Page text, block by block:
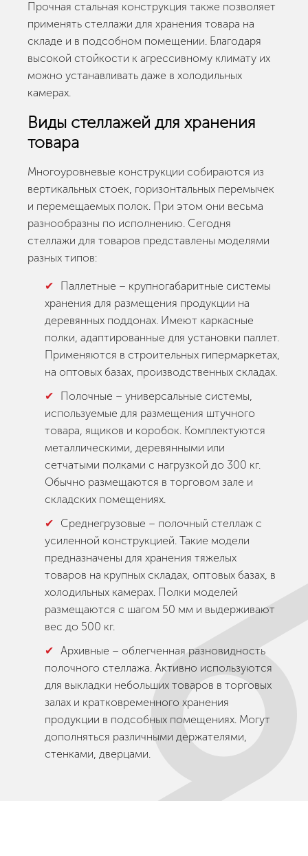
Прочная стальная конструкция также позволяет
применять стеллажи для хранения товара на
складе и в подсобном помещении. Благодаря
высокой стойкости к агрессивному климату их
можно устанавливать даже в холодильных
камерах.
Виды стеллажей для хранения
товара
Многоуровневые конструкции собираются из
вертикальных стоек, горизонтальных перемычек
и перемещаемых полок. При этом они весьма
разнообразны по исполнению. Сегодня
стеллажи для товаров представлены моделями
разных типов:
Паллетные – крупногабаритные системы
хранения для размещения продукции на
деревянных поддонах. Имеют каркасные
полки, адаптированные для установки паллет.
Применяются в строительных гипермаркетах,
на оптовых базах, производственных складах.
Полочные – универсальные системы,
используемые для размещения штучного
товара, ящиков и коробок. Комплектуются
металлическими, деревянными или
сетчатыми полками с нагрузкой до 300 кг.
Обычно размещаются в торговом зале и
складских помещениях.
Среднегрузовые – полочный стеллаж с
усиленной конструкцией. Такие модели
предназначены для хранения тяжелых
товаров на крупных складах, оптовых базах, в
холодильных камерах. Полки моделей
размещаются с шагом 50 мм и выдерживают
вес до 500 кг.
Архивные – облегченная разновидность
полочного стеллажа. Активно используются
для выкладки небольших товаров в торговых
залах и кратковременного хранения
продукции в подсобных помещениях. Могут
дополняться различными держателями,
стенками, дверцами.